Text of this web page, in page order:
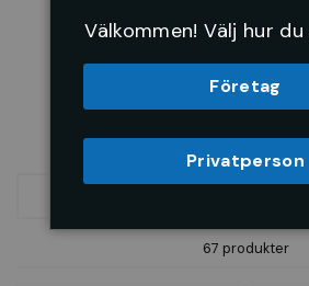
67 produkter
Välkommen! Välj hur
Företag
Privatperson